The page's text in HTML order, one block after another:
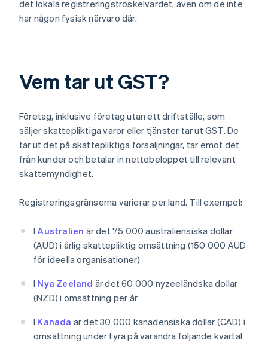
det lokala registreringströskelvärdet, även om de inte
har någon fysisk närvaro där.
Vem tar ut GST?
Företag, inklusive företag utan ett driftställe, som
säljer skattepliktiga varor eller tjänster tar ut GST. De
tar ut det på skattepliktiga försäljningar, tar emot det
från kunder och betalar in nettobeloppet till relevant
skattemyndighet.
Registreringsgränserna varierar per land. Till exempel:
IAustralien är det 75 000 australiensiska dollar
(AUD) i årlig skattepliktig omsättning (150 000 AUD
för ideella organisationer)
I Nya Zeeland är det 60 000 nyzeeländska dollar
(NZD) i omsättning per år
I Kanada är det 30 000 kanadensiska dollar (CAD) i
omsättning under fyra på varandra följande kvartal